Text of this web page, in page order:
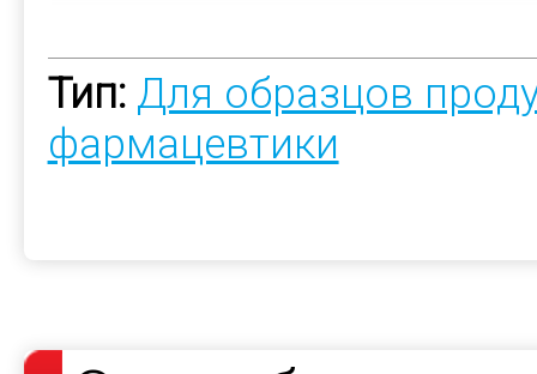
Тип: Для образцов
фармацевтики